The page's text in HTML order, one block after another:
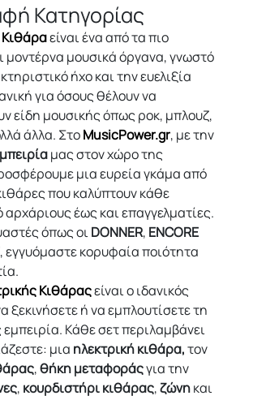
Κατηγορίας
Κιθάραείναι ένα από τα πιο
μοντέρνα μουσικά όργανα, γνωστό
ήχο και την ευελιξία
για όσους θέλουν να
είδη μουσικής όπως ροκ, μπλουζ,
άλλα. ΣτοMusicPower.gr, με την
μας στον χώρο της
μια ευρεία γκάμα από
που καλύπτουν κάθε
αρχάριους έως και επαγγελματίες.
όπως οιDONNER, ENCORE
, εγγυόμαστε κορυφαία ποιότητα
Κιθάραςείναι ο ιδανικός
ξεκινήσετε ή να εμπλουτίσετε τη
Κάθε σετ περιλαμβάνει
μια ηλεκτρική κιθάρα,τον
,θήκη μεταφοράςγια την
, κουρδιστήρι κιθάρας,ζώνηκαι